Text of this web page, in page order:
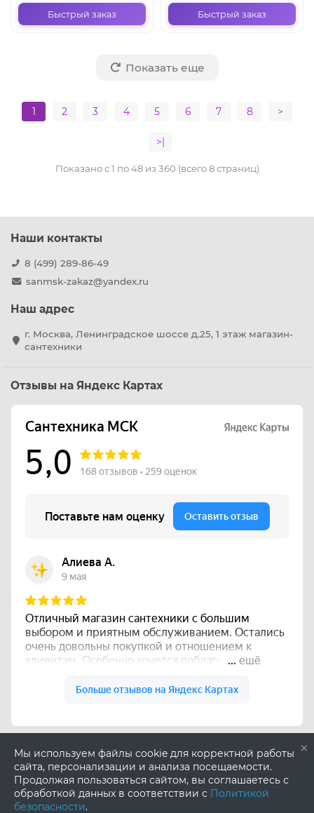
×
Мы используем файлы cookie для корректной работы
сайта, персонализации и анализа посещаемости.
Продолжая пользоваться сайтом, вы соглашаетесь с
обработкой данных в соответствии с Политикой
безопасности.
Быстрый заказ Быстрый заказ
Показать еще
1 2 3 4 5 6 7 8 >
>|
Показано с 1 по 48 из 360 (всего 8 страниц)
Наши контакты
8 (499) 289-86-49
sanmsk-zakaz@yandex.ru
Наш адрес
г. Москва, Ленинградское шоссе д.25, 1 этаж магазин-
сантехники
Отзывы на Яндекс Картах